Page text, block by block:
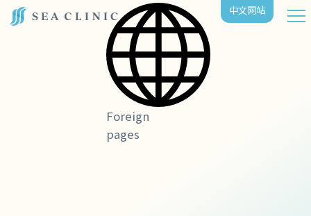
Foreign
pages
中⽂⽹站